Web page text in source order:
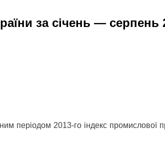
за січень — серпень
періодом 2013-го індекс промислової